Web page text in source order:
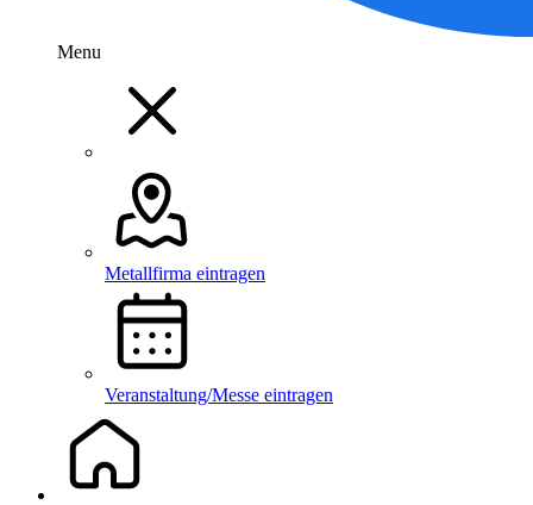
Menu
Metallfirma eintragen
Veranstaltung/Messe eintragen